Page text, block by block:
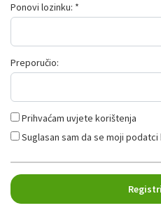
Ponovi lozinku: *
Preporučio:
Prihvaćam uvjete korištenja
Suglasan sam da se moji